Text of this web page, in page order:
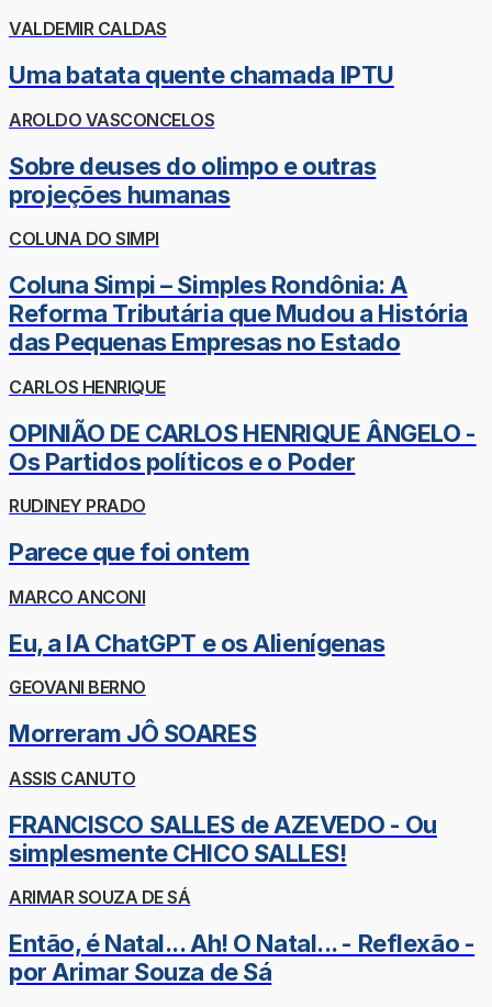
VALDEMIR CALDAS
Uma batata quente chamada IPTU
AROLDO VASCONCELOS
Sobre deuses do olimpo e outras
projeções humanas
COLUNA DO SIMPI
Coluna Simpi – Simples Rondônia: A
Reforma Tributária que Mudou a História
das Pequenas Empresas no Estado
CARLOS HENRIQUE
OPINIÃO DE CARLOS HENRIQUE ÂNGELO -
Os Partidos políticos e o Poder
RUDINEY PRADO
Parece que foi ontem
MARCO ANCONI
Eu, a IA ChatGPT e os Alienígenas
GEOVANI BERNO
Morreram JÔ SOARES
ASSIS CANUTO
FRANCISCO SALLES de AZEVEDO - Ou
simplesmente CHICO SALLES!
ARIMAR SOUZA DE SÁ
Então, é Natal... Ah! O Natal... - Reflexão -
por Arimar Souza de Sá